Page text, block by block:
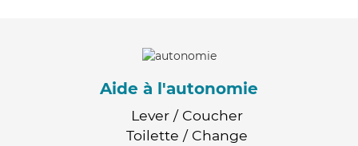
Aide à l'autonomie
Lever / Coucher
Toilette / Change